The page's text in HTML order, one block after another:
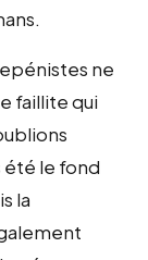
ne
faillite qui
été le fond
la